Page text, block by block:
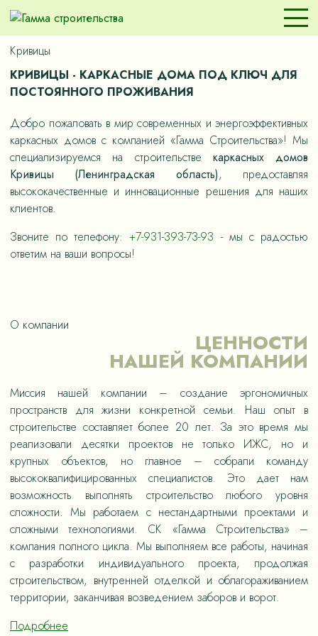
Кривицы
КРИВИЦЫ - КАРКАСНЫЕ ДОМА ПОД КЛЮЧ ДЛЯ
ПОСТОЯННОГО ПРОЖИВАНИЯ
Добро пожаловать в мир современных и энергоэффективных
каркасных домов с компанией «Гамма Строительства»! Мы
специализируемся на строительстве каркасных домов
Кривицы (Ленинградская область), предоставляя
высококачественные и инновационные решения для наших
клиентов.
Звоните по телефону:+7-931-393-73-93 - мы с радостью
ответим на ваши вопросы!
О компании
ЦЕННОСТИ
НАШЕЙ КОМПАНИИ
Миссия нашей компании – создание эргономичных
пространств для жизни конкретной семьи. Наш опыт в
строительстве составляет более 20 лет. За это время мы
реализовали десятки проектов не только ИЖС, но и
крупных объектов, но главное – собрали команду
высококвалифицированных специалистов. Это дает нам
возможность выполнять строительство любого уровня
сложности. Мы работаем с нестандартными проектами и
сложными технологиями. СК «Гамма Строительства» –
компания полного цикла. Мы выполняем все работы, начиная
с разработки индивидуального проекта, продолжая
строительством, внутренней отделкой и облагораживанием
территории, заканчивая возведением заборов и ворот.
Подробнее